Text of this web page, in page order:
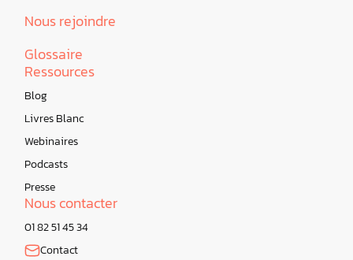
Nous rejoindre
Glossaire
Ressources
Blog
Livres Blanc
Webinaires
Podcasts
Presse
Nous contacter
01 82 51 45 34
Contact